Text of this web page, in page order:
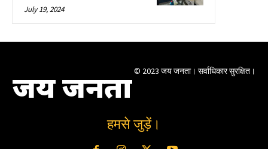
July 19, 2024
जय जनता © 2023 जय जनता। सर्वाधिकार सुरक्षित।
हमसे जुड़ें।